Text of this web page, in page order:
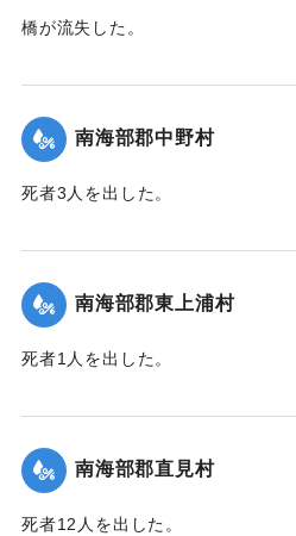
橋が流失した。
｜固有コード: 00481066
南海部郡中野村
死者3人を出した。
｜固有コード: 00481058
南海部郡東上浦村
死者1人を出した。
｜固有コード: 00481059
南海部郡直見村
死者12人を出した。